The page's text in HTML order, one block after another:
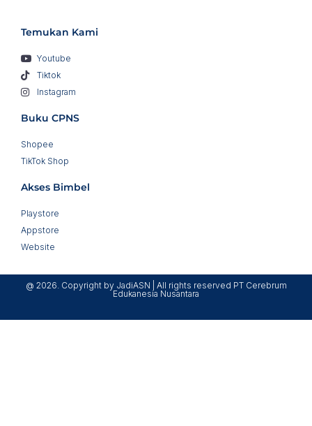
Temukan Kami
Youtube
Tiktok
Instagram
Buku CPNS
Shopee
TikTok Shop
Akses Bimbel
Playstore
Appstore
Website
@ 2026. Copyright by JadiASN | All rights reserved PT Cerebrum
Edukanesia Nusantara